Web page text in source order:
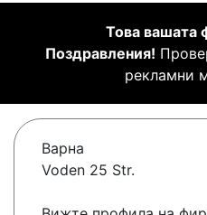
Това вашата
Поздравления!
рекламни
Варна
Voden 25 Str.